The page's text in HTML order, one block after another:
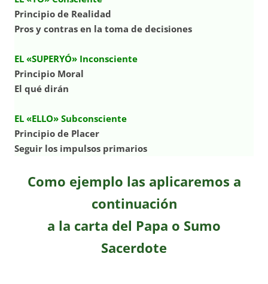
Principio de Realidad
Pros y contras en la toma de decisiones
EL «SUPERYÓ» Inconsciente
Principio Moral
El qué dirán
EL «ELLO» Subconsciente
Principio de Placer
Seguir los impulsos primarios
Como ejemplo las aplicaremos a
continuación
a la carta del Papa o Sumo
Sacerdote